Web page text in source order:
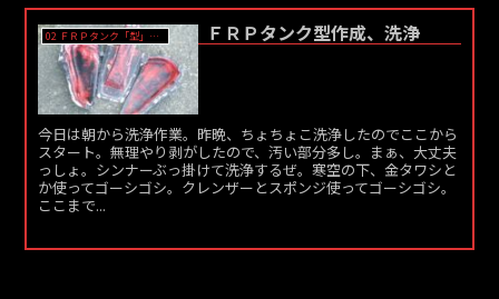
02 ＦＲＰタンク「型」作成 ＦＲＰタンク型作成、洗浄
今日は朝から洗浄作業。昨晩、ちょちょこ洗浄したのでここから
スタート。無理やり剥がしたので、汚い部分多し。まぁ、大丈夫
っしょ。シンナーぶっ掛けて洗浄するぜ。寒空の下、金タワシと
か使ってゴーシゴシ。クレンザーとスポンジ使ってゴーシゴシ。
ここまで...